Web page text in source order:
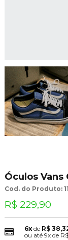
Óculos
Cod. do Produto:
R$ 229,90
6xde R$
ou até 9xde